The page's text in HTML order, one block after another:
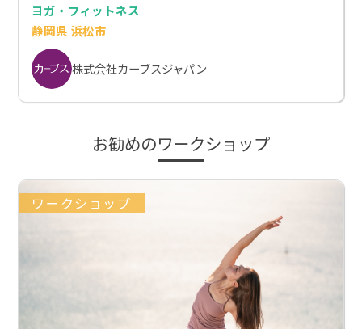
ヨガ・フィットネス
静岡県 浜松市
株式会社カーブスジャパン
お勧めのワークショップ
ワークショップ